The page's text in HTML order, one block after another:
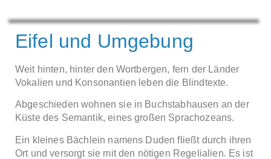
Eifel und Umgebung
Weit hinten, hinter den Wortbergen, fern der Länder
Vokalien und Konsonantien leben die Blindtexte.
Abgeschieden wohnen sie in Buchstabhausen an der
Küste des Semantik, eines großen Sprachozeans.
Ein kleines Bächlein namens Duden fließt durch ihren
Ort und versorgt sie mit den nötigen Regelialien. Es ist